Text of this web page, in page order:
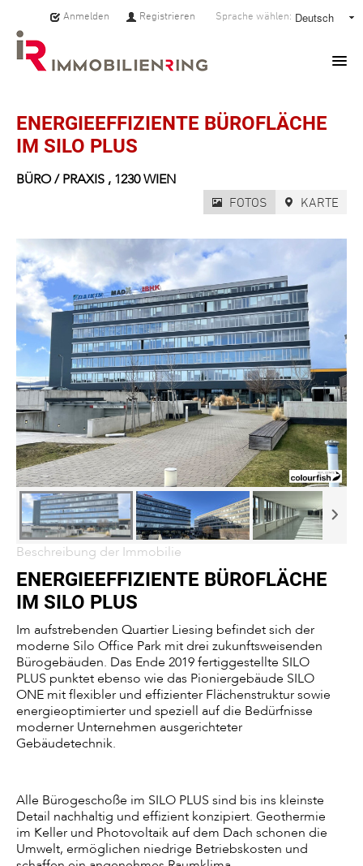
Sprache wählen:
Anmelden Registrieren
HOME
MAKLER:INNEN
ÜBER UNS
SERVICE
PRESSE
ENERGIEEFFIZIENTE BÜROFLÄCHE
IM SILO PLUS
BÜRO / PRAXIS , 1230WIEN
FOTOS KARTE
Beschreibung der Immobilie
ENERGIEEFFIZIENTE BÜROFLÄCHE
IM SILO PLUS
Im aufstrebenden Quartier Liesing befindet sich der
moderne Silo Office Park mit drei zukunftsweisenden
Bürogebäuden. Das Ende 2019 fertiggestellte SILO
PLUS punktet ebenso wie das Pioniergebäude SILO
ONE mit flexibler und effizienter Flächenstruktur sowie
energieoptimierter und speziell auf die Bedürfnisse
moderner Unternehmen ausgerichteter
Gebäudetechnik.
Alle Bürogeschoße im SILO PLUS sind bis ins kleinste
Detail nachhaltig und effizient konzipiert. Geothermie
im Keller und Photovoltaik auf dem Dach schonen die
Umwelt, ermöglichen niedrige Betriebskosten und